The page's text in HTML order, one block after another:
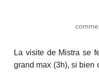
La visite de Mistra se
grand max (3h), si bien